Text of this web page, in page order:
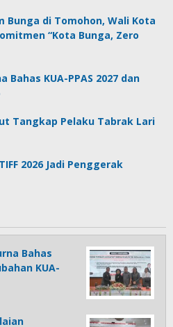
Bunga di Tomohon, Wali Kota
“Kota Bunga, Zero
Bahas KUA-PPAS 2027 dan
Tangkap Pelaku Tabrak Lari
2026 Jadi Penggerak
Bahas
KUA-